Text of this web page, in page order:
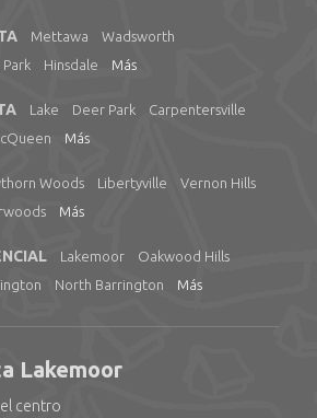
Mettawa
Wadsworth
Park Hinsdale Más
Lake Deer Park
Carpentersville
Más
Woods Libertyville
Vernon Hills
Más
Lakemoor
Oakwood Hills
North Barrington Más
Lakemoor
centro